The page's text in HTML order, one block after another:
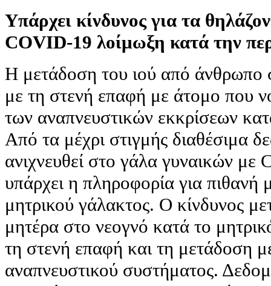
Υπάρχει κίνδυνος για τα
COVID-19 λοίμωξη κατά την
Η μετάδοση του ιού από άνθρωπο
με τη στενή επαφή με άτομο που
των αναπνευστικών εκκρίσεων
Από τα μέχρι στιγμής διαθέσιμα
ανιχνευθεί στο γάλα γυναικών
υπάρχει η πληροφορία για
μητρικού γάλακτος. Ο κίνδυνος
μητέρα στο νεογνό κατά το
τη στενή επαφή και τη μετάδοση
αναπνευστικού συστήματος.